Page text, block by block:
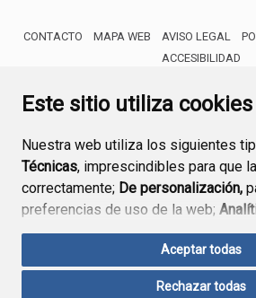
Este sitio utiliza cookies
Nuestra web utiliza los siguientes
Técnicas, imprescindibles para que
correctamente; De personalización,
preferencias de uso de la web;
funcionamiento de la web y sus
Si acepta pulsando el botón
consideramos que acepta su uso. Si
Aceptar todas
Rechazar todas
CONTACTO MAPA WEB AVISO LEGAL
ACCESIBILIDAD